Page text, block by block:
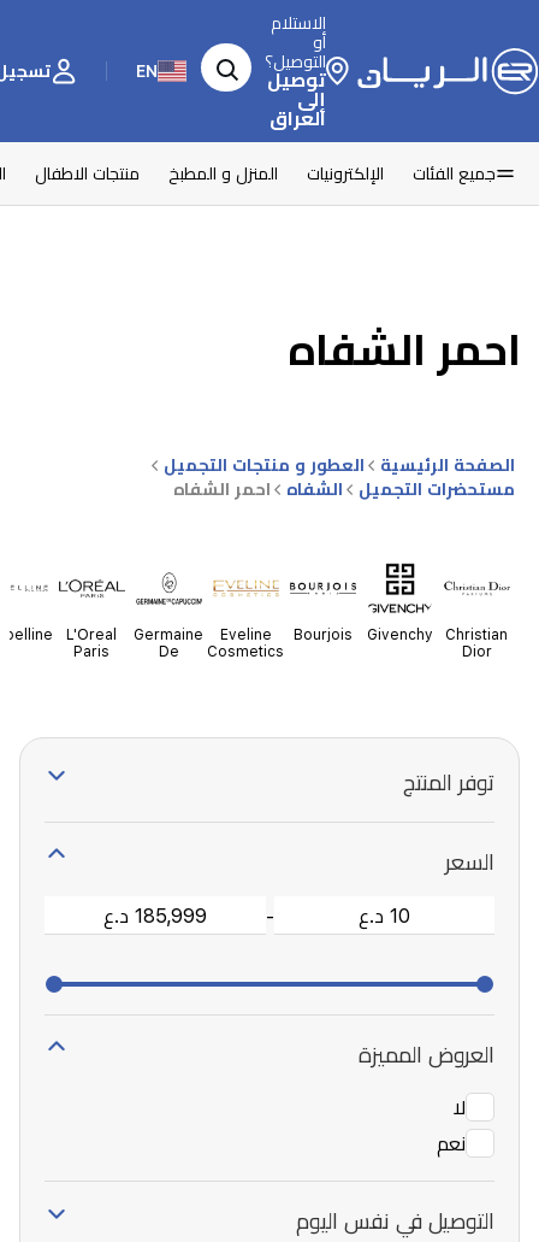
الاستلام
أو
التوصيل؟
توصيل
إلى
العراق
EN تسجيل
جميع الفئات الإلكترونيات المنزل و المطبخ منتجات الاطفال
احمر الشفاه
الصفحة الرئيسية
العطور و منتجات التجميل
مستحضرات التجميل
الشفاه احمر الشفاه
Christian
Dior
Givenchy
Bourjois
Eveline
Cosmetics
Germaine
De
L'Oreal
Paris
توفر المنتج
السعر
-
العروض المميزة
لا
نعم
التوصيل في نفس اليوم